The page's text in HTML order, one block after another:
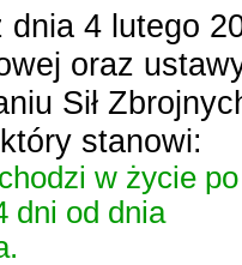
4 lutego
oraz
Sił
stanowi:
w życie po
dni od dnia